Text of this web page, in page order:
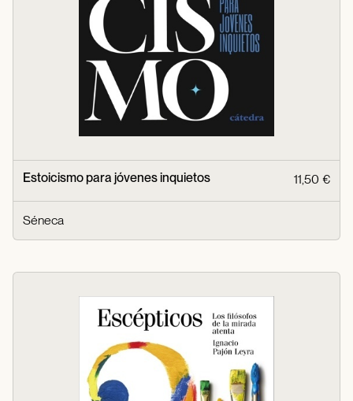
Estoicismo para jóvenes inquietos 11,50 €
Séneca